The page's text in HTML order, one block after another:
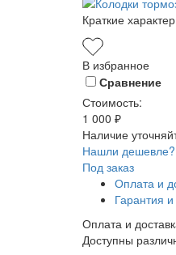
Краткие
В избранное
Сравнение
Стоимость:
1 000 ₽
Наличие
Нашли дешевле?
Под заказ
Оплата и
Гарантия
Оплата и
Доступны